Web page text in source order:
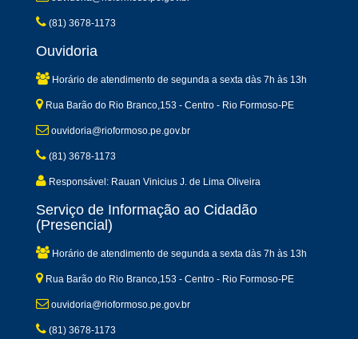
(81) 3678-1173
Ouvidoria
Horário de atendimento de segunda a sexta dàs 7h às 13h
Rua Barão do Rio Branco,153 - Centro - Rio Formoso-PE
ouvidoria@rioformoso.pe.gov.br
(81) 3678-1173
Responsável: Rauan Vinicius J. de Lima Oliveira
Serviço de Informação ao Cidadão
(Presencial)
Horário de atendimento de segunda a sexta dàs 7h às 13h
Rua Barão do Rio Branco,153 - Centro - Rio Formoso-PE
ouvidoria@rioformoso.pe.gov.br
(81) 3678-1173